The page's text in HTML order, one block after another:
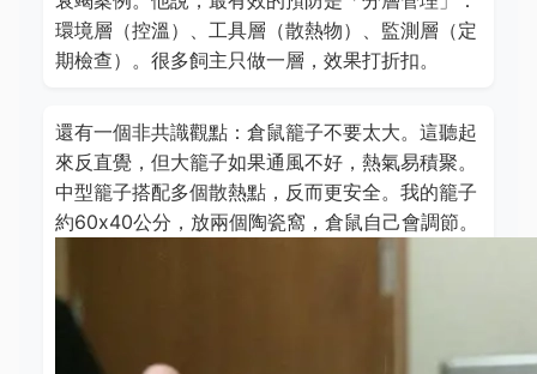
環境層（控溫）、工具層（散熱物）、監測層（定
期檢查）。很多飼主只做一層，效果打折扣。
還有一個非共識觀點：倉鼠籠子不要太大。這聽起
來反直覺，但大籠子如果通風不好，熱氣易積聚。
中型籠子搭配多個散熱點，反而更安全。我的籠子
約60x40公分，放兩個陶瓷窩，倉鼠自己會調節。